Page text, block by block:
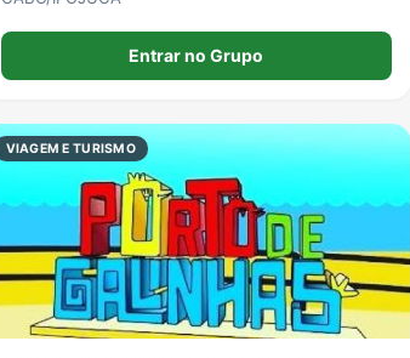
Entrar no Grupo
VIAGEM E TURISMO